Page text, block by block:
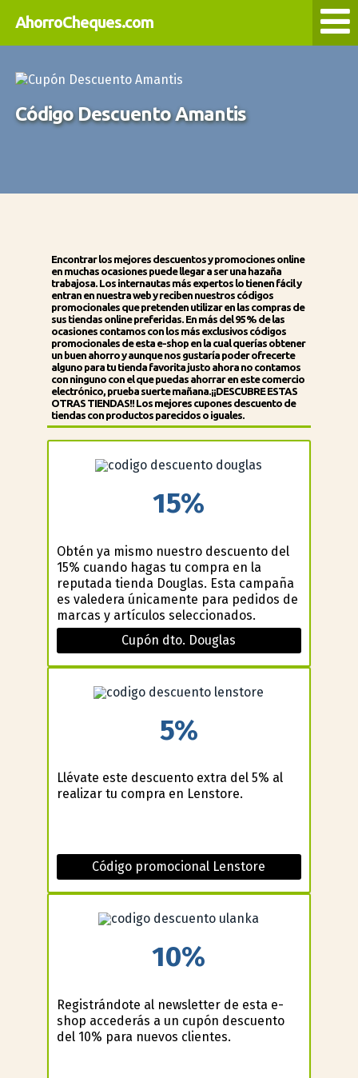
AhorroCheques.com
Código Descuento Amantis
Encontrar los mejores descuentos y promociones online
en muchas ocasiones puede llegar a ser una hazaña
trabajosa. Los internautas más expertos lo tienen fácil y
entran en nuestra web y reciben nuestros códigos
promocionales que pretenden utilizar en las compras de
sus tiendas online preferidas. En más del 95% de las
ocasiones contamos con los más exclusivos códigos
promocionales de esta e-shop en la cual querías obtener
un buen ahorro y aunque nos gustaría poder ofrecerte
alguno para tu tienda favorita justo ahora no contamos
con ninguno con el que puedas ahorrar en este comercio
electrónico, prueba suerte mañana.¡¡DESCUBRE ESTAS
OTRAS TIENDAS!! Los mejores cupones descuento de
tiendas con productos parecidos o iguales.
15%
Obtén ya mismo nuestro descuento del
15% cuando hagas tu compra en la
reputada tienda Douglas. Esta campaña
es valedera únicamente para pedidos de
marcas y artículos seleccionados.
Cupón dto. Douglas
5%
Llévate este descuento extra del 5% al
realizar tu compra en Lenstore.
Código promocional Lenstore
10%
Registrándote al newsletter de esta e-
shop accederás a un cupón descuento
del 10% para nuevos clientes.